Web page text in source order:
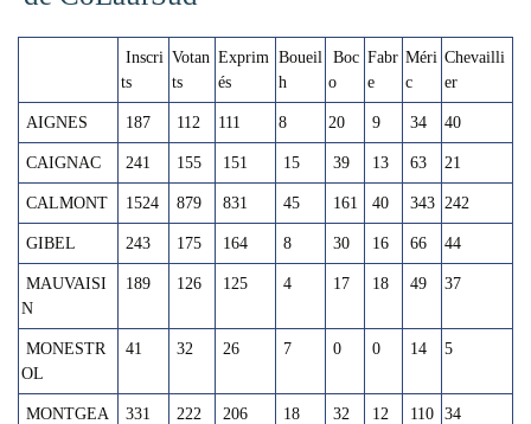
Inscri
ts
Votan
ts
Exprim
és
Boueil
h
Boc
o
Fabr
e
Méri
c
Chevailli
er
AIGNES 187 112 111 8 20 9 34 40
CAIGNAC 241 155 151 15 39 13 63 21
CALMONT 1524 879 831 45 161 40 343 242
GIBEL 243 175 164 8 30 16 66 44
MAUVAISI
N
189 126 125 4 17 18 49 37
MONESTR
OL
41 32 26 7 0 0 14 5
MONTGEA
331 222 206 18 32 12 110 34